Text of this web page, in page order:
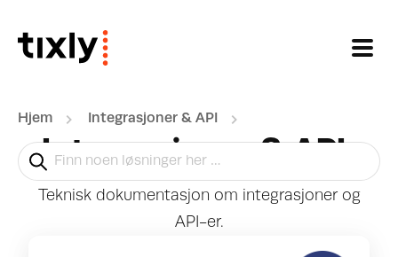
Hjem Integrasjoner & API
Integrasjoner & API
Teknisk dokumentasjon om integrasjoner og
API-er.